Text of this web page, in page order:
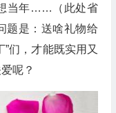
当年……（此处省
题是：送啥礼物给
们，才能既实用又
呢？